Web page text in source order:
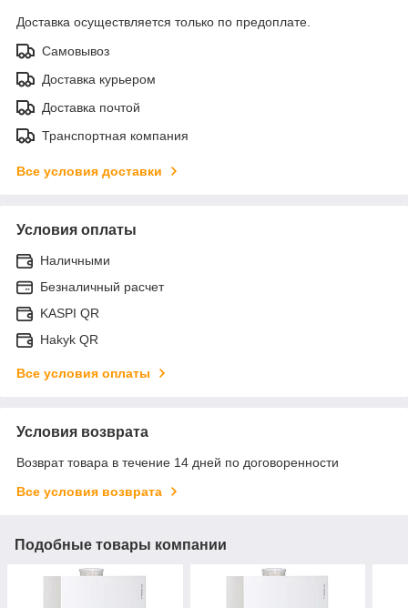
Доставка осуществляется только по предоплате.
Самовывоз
Доставка курьером
Доставка почтой
Транспортная компания
Все условия доставки
Условия оплаты
Наличными
Безналичный расчет
KASPI QR
Hakyk QR
Все условия оплаты
Условия возврата
Возврат товара в течение 14 дней по договоренности
Все условия возврата
Подобные товары компании